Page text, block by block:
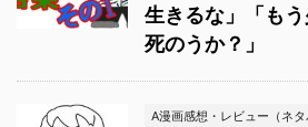
生きるな」「も
死のうか？」
A漫画感想・レビュー（ネタ